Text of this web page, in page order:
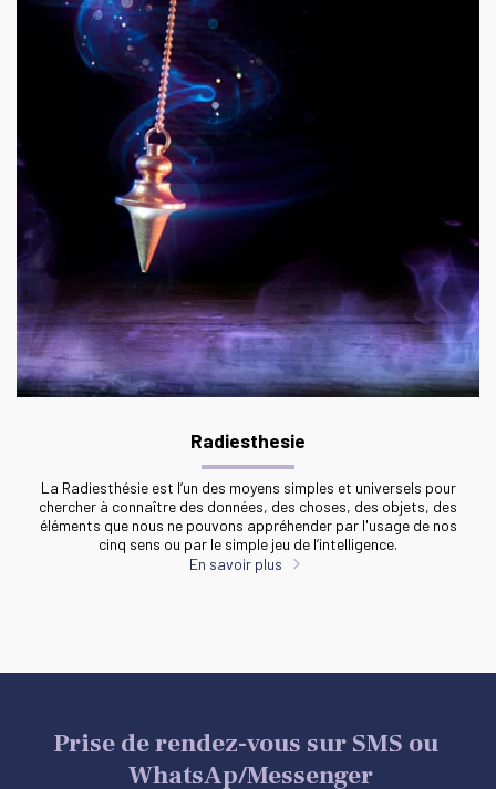
Radiesthesie
La Radiesthésie est l’un des moyens simples et universels pour
chercher à connaître des données, des choses, des objets, des
éléments que nous ne pouvons appréhender par I'usage de nos
cinq sens ou par le simple jeu de l’intelligence.
En savoir plus
Prise de rendez-vous sur SMS ou
WhatsAp/Messenger